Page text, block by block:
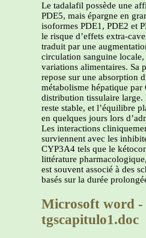
Le tadalafil possède une
PDE5, mais épargne en
isoformes PDE1, PDE2 et
le risque d’effets extra-
traduit par une
circulation sanguine locale,
variations alimentaires. Sa
repose sur une absorption
métabolisme hépatique par
distribution tissulaire
reste stable, et l’équilibre
en quelques jours lors
Les interactions
surviennent avec les
CYP3A4 tels que le
littérature pharmacologique,
est souvent associé à des
basés sur la durée
Microsoft word -
tgscapitulo1.doc